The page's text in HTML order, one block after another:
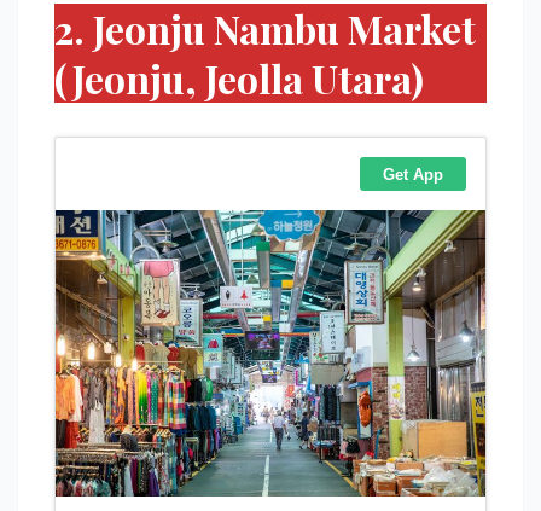
2. Jeonju Nambu Market
(Jeonju, Jeolla Utara)